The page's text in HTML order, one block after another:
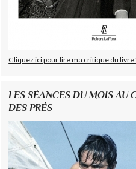
Cliquez ici pour lire ma critique du
LES SÉANCES DU MOIS AU
DES PRÉS